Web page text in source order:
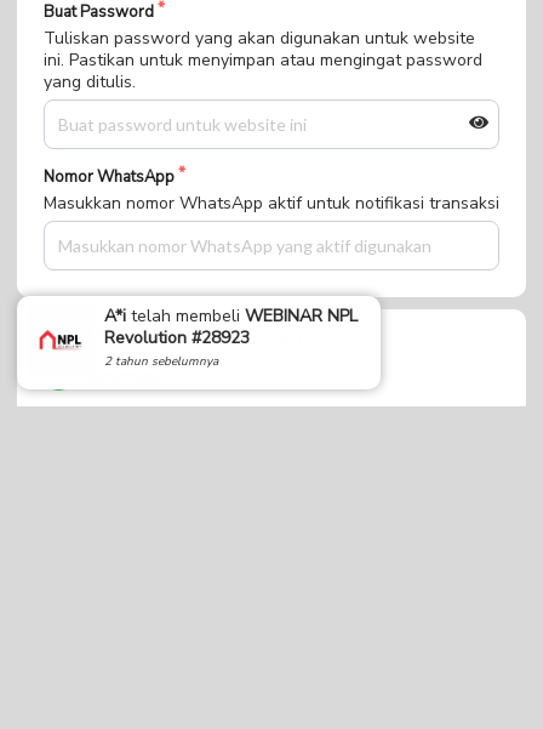
Buat Password
Tuliskan password yang akan digunakan untuk website
ini. Pastikan untuk menyimpan atau mengingat password
yang ditulis.
Nomor WhatsApp
Masukkan nomor WhatsApp aktif untuk notifikasi transaksi
Pilih Metode Pembayaran
A*i telah membeli WEBINAR NPL
Revolution #28923
2 tahun sebelumnya